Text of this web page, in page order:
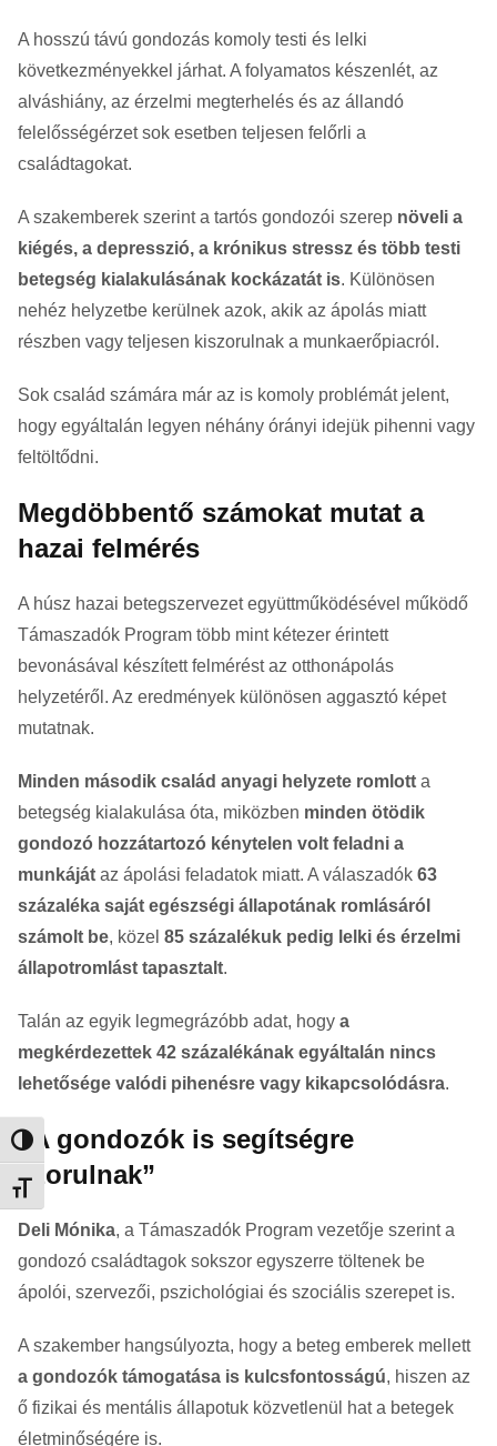
Nagy kontraszt váltása
Betűméret váltása
A hosszú távú gondozás komoly testi és lelki
következményekkel járhat. A folyamatos készenlét, az
alváshiány, az érzelmi megterhelés és az állandó
felelősségérzet sok esetben teljesen felőrli a
családtagokat.
A szakemberek szerint a tartós gondozói szerep növeli a
kiégés, a depresszió, a krónikus stressz és több testi
betegség kialakulásának kockázatát is. Különösen
nehéz helyzetbe kerülnek azok, akik az ápolás miatt
részben vagy teljesen kiszorulnak a munkaerőpiacról.
Sok család számára már az is komoly problémát jelent,
hogy egyáltalán legyen néhány órányi idejük pihenni vagy
feltöltődni.
Megdöbbentő számokat mutat a
hazai felmérés
A húsz hazai betegszervezet együttműködésével működő
Támaszadók Program több mint kétezer érintett
bevonásával készített felmérést az otthonápolás
helyzetéről. Az eredmények különösen aggasztó képet
mutatnak.
Minden második család anyagi helyzete romlott a
betegség kialakulása óta, miközben minden ötödik
gondozó hozzátartozó kénytelen volt feladni a
munkáját az ápolási feladatok miatt. A válaszadók 63
százaléka saját egészségi állapotának romlásáról
számolt be, közel 85 százalékuk pedig lelki és érzelmi
állapotromlást tapasztalt.
Talán az egyik legmegrázóbb adat, hogy a
megkérdezettek 42 százalékának egyáltalán nincs
lehetősége valódi pihenésre vagy kikapcsolódásra.
„A gondozók is segítségre
szorulnak”
Deli Mónika, a Támaszadók Program vezetője szerint a
gondozó családtagok sokszor egyszerre töltenek be
ápolói, szervezői, pszichológiai és szociális szerepet is.
A szakember hangsúlyozta, hogy a beteg emberek mellett
a gondozók támogatása is kulcsfontosságú, hiszen az
ő fizikai és mentális állapotuk közvetlenül hat a betegek
életminőségére is.